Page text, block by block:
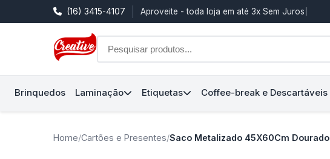
(16) 3415-4107 Aproveite - toda loja em até 3x Sem Juros
Brinquedos Laminação Etiquetas Coffee-break e Descartáveis
Home/Cartões e Presentes/Saco Metalizado 45X60Cm